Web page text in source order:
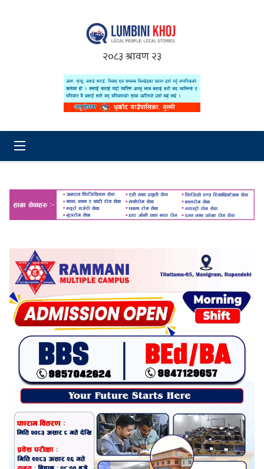
२०८३ श्रावण २३